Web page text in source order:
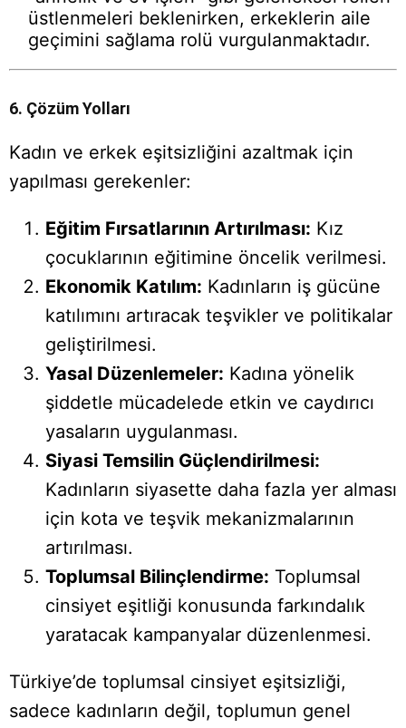
üstlenmeleri beklenirken, erkeklerin aile
geçimini sağlama rolü vurgulanmaktadır.
6. Çözüm Yolları
Kadın ve erkek eşitsizliğini azaltmak için
yapılması gerekenler:
Eğitim Fırsatlarının Artırılması: Kız
çocuklarının eğitimine öncelik verilmesi.
Ekonomik Katılım: Kadınların iş gücüne
katılımını artıracak teşvikler ve politikalar
geliştirilmesi.
Yasal Düzenlemeler: Kadına yönelik
şiddetle mücadelede etkin ve caydırıcı
yasaların uygulanması.
Siyasi Temsilin Güçlendirilmesi:
Kadınların siyasette daha fazla yer alması
için kota ve teşvik mekanizmalarının
artırılması.
Toplumsal Bilinçlendirme: Toplumsal
cinsiyet eşitliği konusunda farkındalık
yaratacak kampanyalar düzenlenmesi.
Türkiye’de toplumsal cinsiyet eşitsizliği,
sadece kadınların değil, toplumun genel